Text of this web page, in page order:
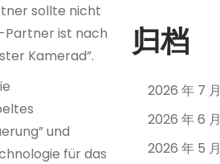
sollte nicht
Partner ist nach
Kamerad”.
und
für das
归档
2026 年 7 月
2026 年 6 月
2026 年 5 月